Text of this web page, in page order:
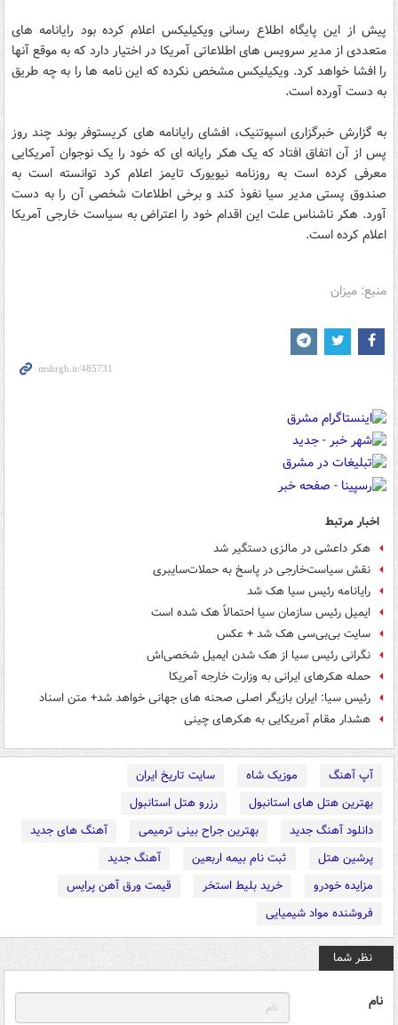
پیش از این پایگاه اطلاع رسانی ویکیلیکس اعلام کرده بود رایانامه های
متعددی از مدیر سرویس های اطلاعاتی آمریکا در اختیار دارد که به موقع آنها
را افشا خواهد کرد. ویکیلیکس مشخص نکرده که این نامه ها را به چه طریق
به دست آورده است.
به گزارش خبرگزاری اسپوتنیک، افشای رایانامه های کریستوفر بوند چند روز
پس از آن اتفاق افتاد که یک هکر رایانه ای که خود را یک نوجوان آمریکایی
معرفی کرده است به روزنامه نیویورک تایمز اعلام کرد توانسته است به
صندوق پستی مدیر سیا نفوذ کند و برخی اطلاعات شخصی آن را به دست
آورد. هکر ناشناس علت این اقدام خود را اعتراض به سیاست خارجی آمریکا
اعلام کرده است.
منبع: میزان
اخبار مرتبط
هکر داعشی در مالزی دستگیر شد
نقش سياست‌خارجی در پاسخ به حملات‌سايبری
رایانامه رئيس سيا هک شد
ایمیل رئیس سازمان سیا احتمالاً هک شده است
سایت بی‌بی‌سی هک شد + عکس
نگرانی رئیس سیا از هک شدن ایمیل شخصی‌اش
حمله هکرهای ایرانی به وزارت خارجه آمریکا
رئیس سیا: ایران بازیگر اصلی صحنه های جهانی خواهد شد+ متن اسناد
هشدار مقام آمریکایی به هکرهای چینی
آپ آهنگ موزیک شاه
سایت تاریخ ایران
بهترین هتل های استانبول
رزرو هتل استانبول
دانلود آهنگ جدید
بهترین جراح بینی ترمیمی
آهنگ های جدید
پرشین هتل
ثبت نام بیمه اربعین
آهنگ جدید
مزایده خودرو
خرید بلیط استخر
قیمت ورق آهن پرایس
فروشنده مواد شیمیایی
نظر شما
نام